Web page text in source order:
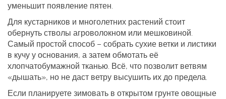
уменьшит появление пятен.
Для кустарников и многолетних растений стоит
обернуть стволы агроволокном или мешковиной.
Самый простой способ – собрать сухие ветки и листики
в кучу у основания, а затем обмотать её
хлопчатобумажной тканью. Всё, что позволит ветвям
«дышать», но не даст ветру высушить их до предела.
Если планируете зимовать в открытом грунте овощные